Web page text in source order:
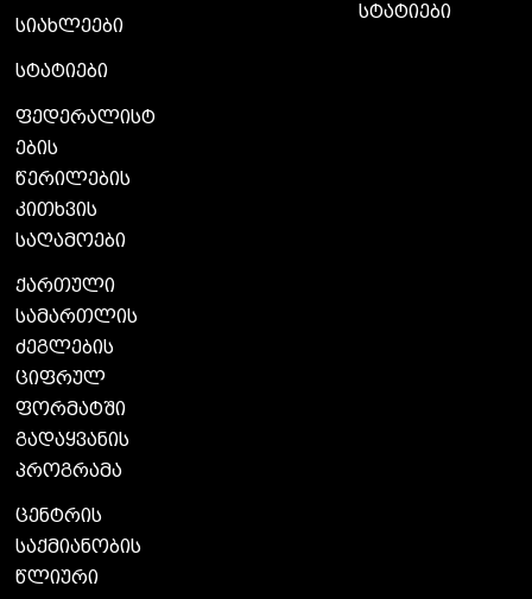
სიახლეები
სტატიები
ფედერალისტ
ების
წერილების
კითხვის
საღამოები
ქართული
სამართლის
ძეგლების
ციფრულ
ფორმატში
გადაყვანის
პროგრამა
ცენტრის
საქმიანობის
წლიური
სტატიები